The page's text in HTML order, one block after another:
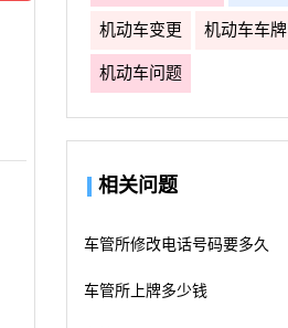
机动车变更 机动车车牌
机动车问题
相关问题
车管所修改电话号码要多久
车管所上牌多少钱